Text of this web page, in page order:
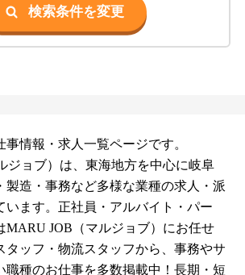
検索条件を変更
情報・求人一覧ページです。
ジョブ）は、東海地方を中心に岐阜
製造・事務など多様な業種の求人・派
います。正社員・アルバイト・パー
MARU JOB（マルジョブ）にお任せ
タッフ・物流スタッフから、事務やサ
職種のお仕事を多数掲載中！長期・短